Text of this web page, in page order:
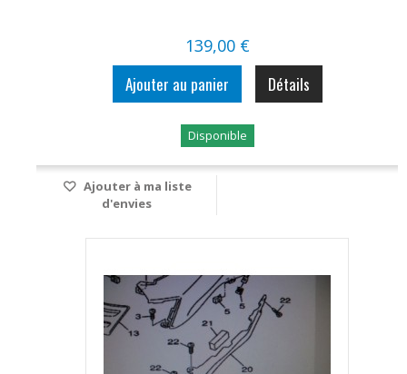
139,00 €
Ajouter au panier Détails
Disponible
Ajouter à ma liste
d'envies